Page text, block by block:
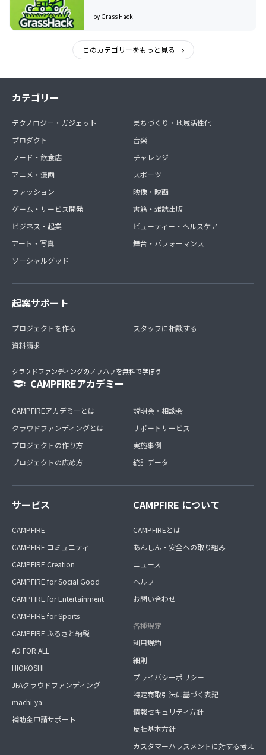
by Grass Hack
このカテゴリーをもっと見る
カテゴリー
テクノロジー・ガジェット
プロダクト
フード・飲食店
アニメ・漫画
ファッション
ゲーム・サービス開発
ビジネス・起業
アート・写真
ソーシャルグッド
まちづくり・地域活性化
音楽
チャレンジ
スポーツ
映像・映画
書籍・雑誌出版
ビューティー・ヘルスケア
舞台・パフォーマンス
起案サポート
プロジェクトを作る
資料請求
スタッフに相談する
クラウドファンディングのノウハウを無料で学ぼう
CAMPFIREアカデミー
CAMPFIREアカデミーとは
クラウドファンディングとは
プロジェクトの作り方
プロジェクトの広め方
説明会・相談会
サポートサービス
実施事例
統計データ
サービス
CAMPFIRE
CAMPFIRE コミュニティ
CAMPFIRE Creation
CAMPFIRE for Social Good
CAMPFIRE for Entertainment
CAMPFIRE for Sports
CAMPFIRE ふるさと納税
AD FOR ALL
HIOKOSHI
JFAクラウドファンディング
machi-ya
補助金申請サポート
CAMPFIRE について
CAMPFIREとは
あんしん・安全への取り組み
ニュース
ヘルプ
お問い合わせ
各種規定
利用規約
細則
プライバシーポリシー
特定商取引法に基づく表記
情報セキュリティ方針
反社基本方針
カスタマーハラスメントに対する考え